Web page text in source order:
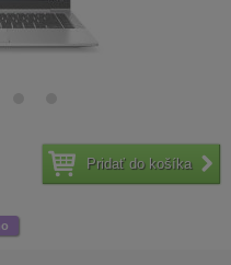
Pridať do košíka